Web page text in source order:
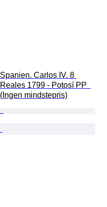
Spanien. Carlos IV. 8
Reales 1799 - Potosí PP
(Ingen mindstepris)